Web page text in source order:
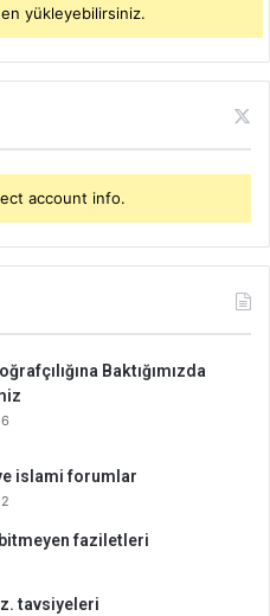
yükleyebilirsiniz.
account info.
Baktığımızda
islami forumlar
faziletleri
tavsiyeleri